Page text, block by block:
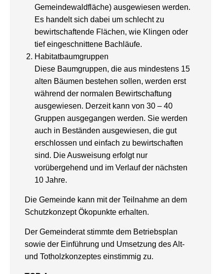
Gemeindewaldfläche) ausgewiesen werden.
Es handelt sich dabei um schlecht zu
bewirtschaftende Flächen, wie Klingen oder
tief eingeschnittene Bachläufe.
Habitatbaumgruppen
Diese Baumgruppen, die aus mindestens 15
alten Bäumen bestehen sollen, werden erst
während der normalen Bewirtschaftung
ausgewiesen. Derzeit kann von 30 – 40
Gruppen ausgegangen werden. Sie werden
auch in Beständen ausgewiesen, die gut
erschlossen und einfach zu bewirtschaften
sind. Die Ausweisung erfolgt nur
vorübergehend und im Verlauf der nächsten
10 Jahre.
Die Gemeinde kann mit der Teilnahme an dem
Schutzkonzept Ökopunkte erhalten.
Der Gemeinderat stimmte dem Betriebsplan
sowie der Einführung und Umsetzung des Alt-
und Totholzkonzeptes einstimmig zu.